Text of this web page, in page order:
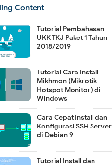
Content
Tutorial Pembahasan
UKK TKJ Paket 1 Tahun
2018/2019
Tutorial Cara Install
Mikhmon (Mikrotik
Hotspot Monitor) di
Windows
Cara Cepat Install dan
Konfigurasi SSH Server
di Debian 9
Tutorial Install dan